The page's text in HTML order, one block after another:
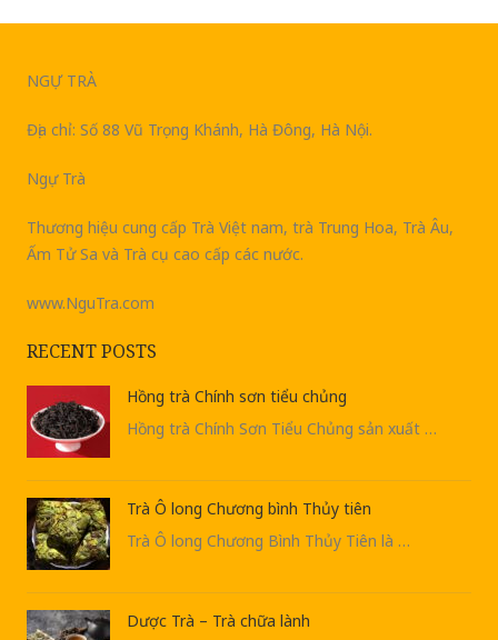
NGỰ TRÀ
Địa chỉ: Số 88 Vũ Trọng Khánh, Hà Đông, Hà Nội.
Ngự Trà
Thương hiệu cung cấp Trà Việt nam, trà Trung Hoa, Trà Âu,
Ấm Tử Sa và Trà cụ cao cấp các nước.
www.NguTra.com
RECENT POSTS
Hồng trà Chính sơn tiểu chủng
Hồng trà Chính Sơn Tiểu Chủng sản xuất …
Trà Ô long Chương bình Thủy tiên
Trà Ô long Chương Bình Thủy Tiên là …
Dược Trà – Trà chữa lành